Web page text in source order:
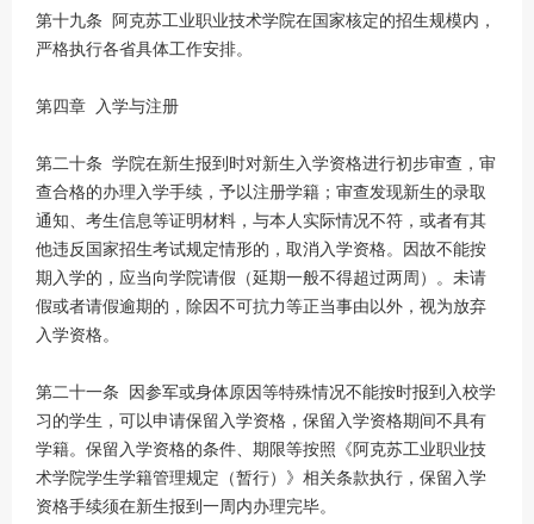
第十九条 阿克苏工业职业技术学院在国家核定的招生规模内，
严格执行各省具体工作安排。
第四章 入学与注册
第二十条 学院在新生报到时对新生入学资格进行初步审查，审
查合格的办理入学手续，予以注册学籍；审查发现新生的录取
通知、考生信息等证明材料，与本人实际情况不符，或者有其
他违反国家招生考试规定情形的，取消入学资格。因故不能按
期入学的，应当向学院请假（延期一般不得超过两周）。未请
假或者请假逾期的，除因不可抗力等正当事由以外，视为放弃
入学资格。
第二十一条 因参军或身体原因等特殊情况不能按时报到入校学
习的学生，可以申请保留入学资格，保留入学资格期间不具有
学籍。保留入学资格的条件、期限等按照《阿克苏工业职业技
术学院学生学籍管理规定（暂行）》相关条款执行，保留入学
资格手续须在新生报到一周内办理完毕。